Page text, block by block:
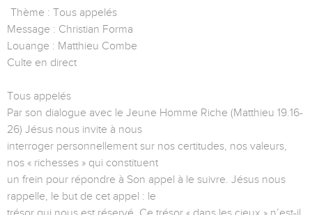
Thème : Tous appelés
Message : Christian Forma
Louange : Matthieu Combe
Culte en direct
Tous appelés
Par son dialogue avec le Jeune Homme Riche (Matthieu 19.16-
26) Jésus nous invite à nous
interroger personnellement sur nos certitudes, nos valeurs,
nos « richesses » qui constituent
un frein pour répondre à Son appel à le suivre. Jésus nous
rappelle, le but de cet appel : le